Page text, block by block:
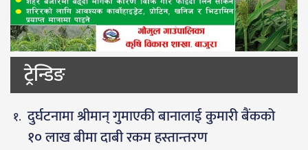
ट्रेन्डिङ
दुर्घटनामा श्रीमान् गुमाएकी बानालाई कुमारी बैंकको
१० लाख बीमा दाबी रकम हस्तान्तरण